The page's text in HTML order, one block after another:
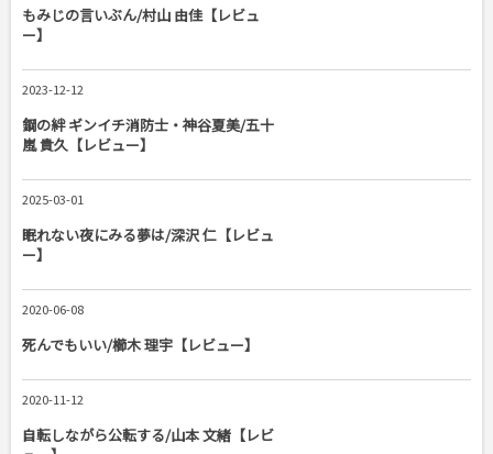
もみじの言いぶん/村山 由佳【レビュ
ー】
2023-12-12
鋼の絆 ギンイチ消防士・神谷夏美/五十
嵐 貴久【レビュー】
2025-03-01
眠れない夜にみる夢は/深沢 仁【レビュ
ー】
2020-06-08
死んでもいい/櫛木 理宇【レビュー】
2020-11-12
自転しながら公転する/山本 文緒【レビ